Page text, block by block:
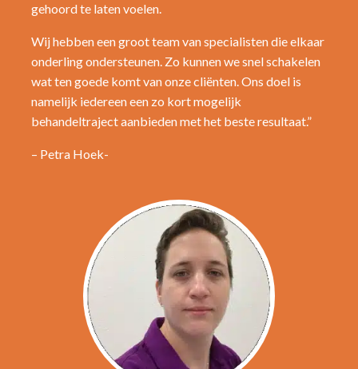
gehoord te laten voelen.
Wij hebben een groot team van specialisten die elkaar
onderling ondersteunen. Zo kunnen we snel schakelen
wat ten goede komt van onze cliënten. Ons doel is
namelijk iedereen een zo kort mogelijk
behandeltraject aanbieden met het beste resultaat.”
– Petra Hoek-